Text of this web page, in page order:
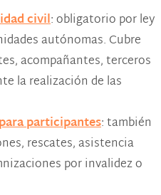
civil: obligatorio por ley
autónomas. Cubre
acompañantes, terceros
la realización de las
participantes: también
rescates, asistencia
por invalidez o